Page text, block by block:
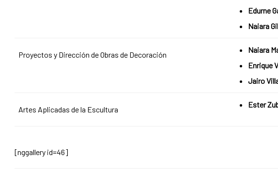
Edurne
Naiara
Proyectos y Dirección de Obras de Decoración
Naiara
Enrique
Jairo
Artes Aplicadas de la Escultura
Ester
[nggallery id=46]